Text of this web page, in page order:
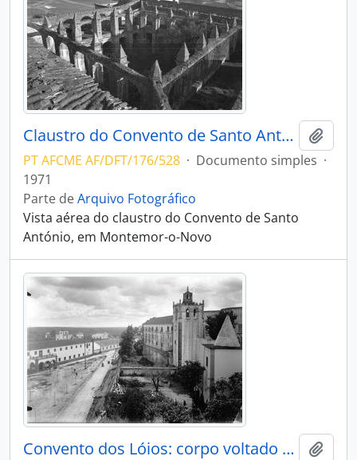
Claustro do Convento de Santo António
PT AFCME AF/DFT/176/528 · Documento simples ·
1971
Parte deArquivo Fotográfico
Vista aérea do claustro do Convento de Santo
António, em Montemor-o-Novo
Convento dos Lóios: corpo voltado para o Largo dos Colegiais